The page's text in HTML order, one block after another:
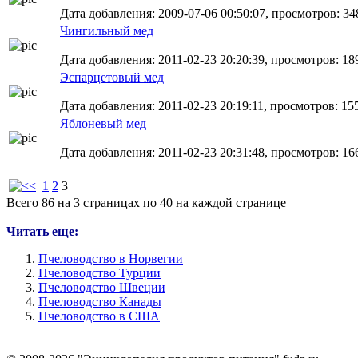
Дата добавления: 2009-07-06 00:50:07, просмотров:
Чингильный мед
Дата добавления: 2011-02-23 20:20:39, просмотров:
Эспарцетовый мед
Дата добавления: 2011-02-23 20:19:11, просмотров:
Яблоневый мед
Дата добавления: 2011-02-23 20:31:48, просмотров:
1 2 3
Всего 86 на 3 страницах по 40 на каждой странице
Читать еще:
Пчеловодство в Норвегии
Пчеловодство Турции
Пчеловодство Швеции
Пчеловодство Канады
Пчеловодство в США